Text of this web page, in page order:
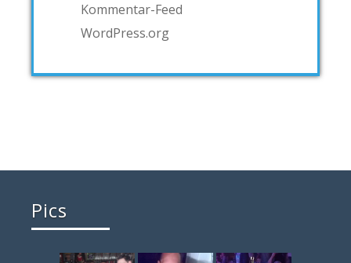
Kommentar-Feed
WordPress.org
Pics